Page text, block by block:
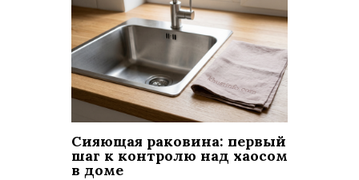
Сияющая раковина: первый
шаг к контролю над хаосом
в доме